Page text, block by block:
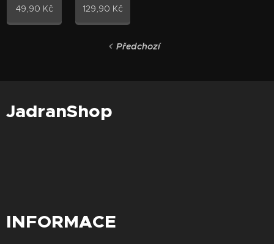
49,90 Kč 129,90 Kč
Předchozí
JadranShop
INFORMACE